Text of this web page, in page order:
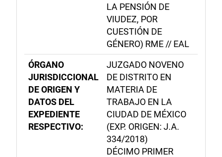
LA PENSIÓN DE
VIUDEZ, POR
CUESTIÓN DE
GÉNERO) RME // EAL
ÓRGANO
JURISDICCIONAL
DE ORIGEN Y
DATOS DEL
EXPEDIENTE
RESPECTIVO:
JUZGADO NOVENO
DE DISTRITO EN
MATERIA DE
TRABAJO EN LA
CIUDAD DE MÉXICO
(EXP. ORIGEN: J.A.
334/2018)
DÉCIMO PRIMER